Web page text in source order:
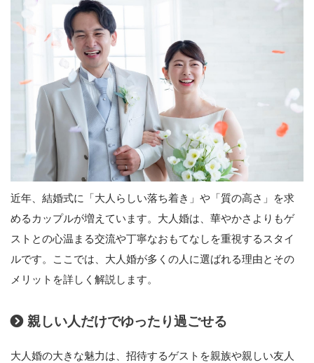
近年、結婚式に「大人らしい落ち着き」や「質の高さ」を求
めるカップルが増えています。大人婚は、華やかさよりもゲ
ストとの心温まる交流や丁寧なおもてなしを重視するスタイ
ルです。ここでは、大人婚が多くの人に選ばれる理由とその
メリットを詳しく解説します。
親しい人だけでゆったり過ごせる
大人婚の大きな魅力は、招待するゲストを親族や親しい友人